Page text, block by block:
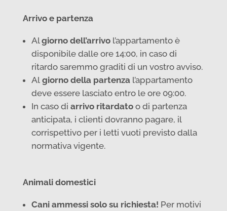
Arrivo e partenza
Algiorno dell’arrivol’appartamento è
disponibile dalle ore 14:00, in caso di
ritardo saremmo graditi di un vostro avviso.
Algiorno della partenzal’appartamento
deve essere lasciato entro le ore 09:00.
In caso di arrivo ritardatoo di partenza
anticipata, i clienti dovranno pagare, il
corrispettivo per i letti vuoti previsto dalla
normativa vigente.
Animali domestici
Cani ammessi solo su richiesta! Per motivi